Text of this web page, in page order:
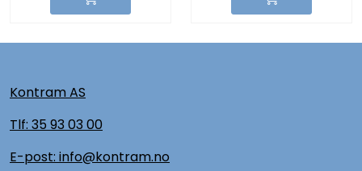
Kontram AS
Tlf: 35 93 03 00
E-post: info@kontram.no